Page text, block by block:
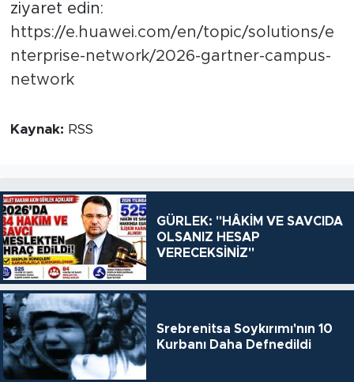
ziyaret edin:
https://e.huawei.com/en/topic/solutions/e
nterprise-network/2026-gartner-campus-
network
Kaynak: RSS
GÜRLEK: "HÂKİM VE SAVCIDA
OLSANIZ HESAP
VERECEKSİNİZ"
Srebrenitsa Soykırımı'nın 10
Kurbanı Daha Defnedildi